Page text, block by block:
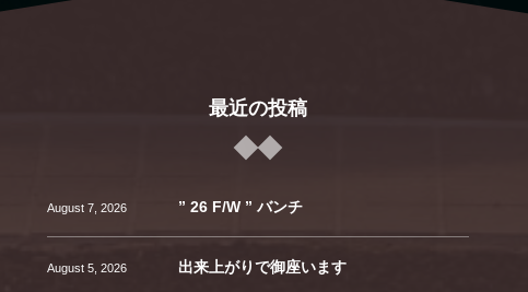
最近の投稿
August 7, 2026 ” 26 F/W ” バンチ
August 5, 2026 出来上がりで御座います